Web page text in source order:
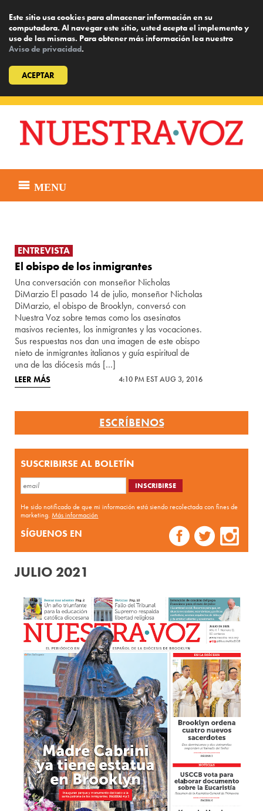
Este sitio usa cookies para almacenar información en su
computadora. Al navegar este sitio, usted acepta el implemento y
uso de las mismas. Para obtener más información lea nuestro
Aviso de privacidad.
ACEPTAR
content
MENU
ENTREVISTA
El obispo de los inmigrantes
Una conversación con monseñor Nicholas
DiMarzio El pasado 14 de julio, monseñor Nicholas
DiMarzio, el obispo de Brooklyn, conversó con
Nuestra Voz sobre temas como los asesinatos
masivos recientes, los inmigrantes y las vocaciones.
Sus respuestas nos dan una imagen de este obispo
nieto de inmigrantes italianos y guía espiritual de
una de las diócesis más […]
LEER MÁS 4:10 PM EST AUG 3, 2016
ESCRÍBENOS
SUSCRIBIRSE AL BOLETÍN
He sido notificado de que mi información está siendo recolectada con fines de
marketing.Más información
SÍGUENOS EN
JULIO 2021